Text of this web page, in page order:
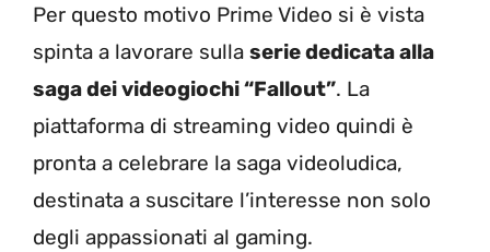
Per questo motivo Prime Video si è vista
spinta a lavorare sulla serie dedicata alla
saga dei videogiochi “Fallout”. La
piattaforma di streaming video quindi è
pronta a celebrare la saga videoludica,
destinata a suscitare l’interesse non solo
degli appassionati al gaming.